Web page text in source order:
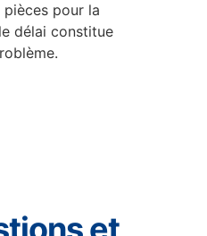
pour la
délai constitue